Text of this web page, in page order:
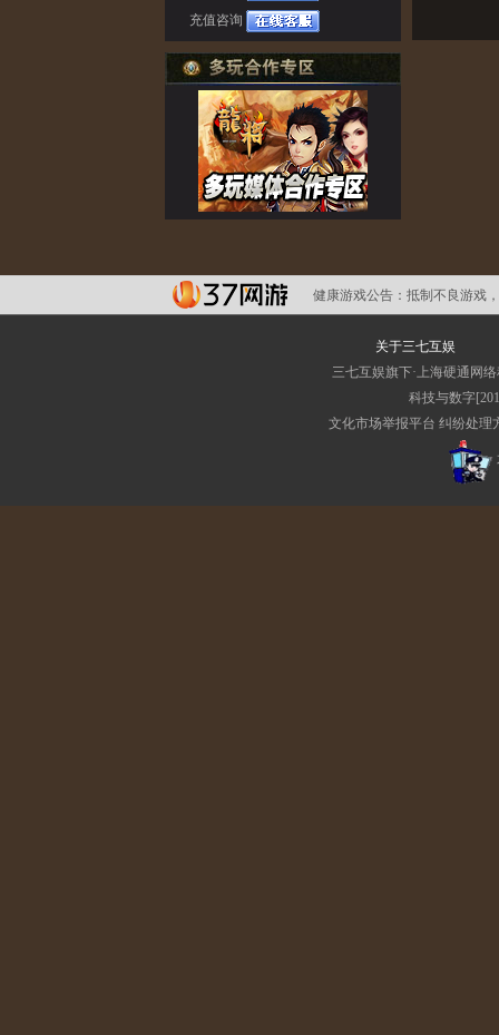
充值咨询
健康游戏公告： 抵制不良游戏
关于三七互娱
三七互娱旗下·上海硬通网
科技与数字
文化市场举报平台 纠纷处理